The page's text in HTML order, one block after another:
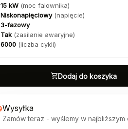
15 kW (moc falownika)
Niskonapięciowy (napięcie)
3-fazowy
Tak (zasilanie awaryjne)
6000 (liczba cykli)
Dodaj do koszyka
Wysyłka
Zamów teraz - wyślemy w najbliższym